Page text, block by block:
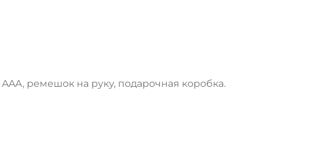
ремешок на руку, подарочная коробка.